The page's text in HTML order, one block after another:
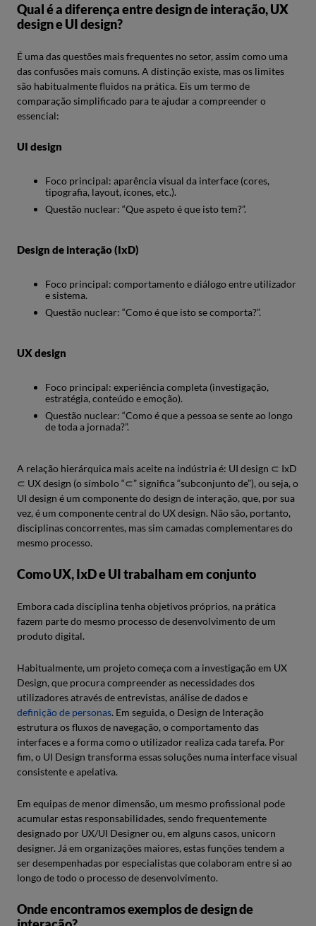
Qual é a diferença entre design de interação, UX
design e UI design?
É uma das questões mais frequentes no setor, assim como uma
das confusões mais comuns. A distinção existe, mas os limites
são habitualmente fluidos na prática. Eis um termo de
comparação simplificado para te ajudar a compreender o
essencial:
UI design
Foco principal: aparência visual da interface (cores,
tipografia, layout, ícones, etc.).
Questão nuclear: “Que aspeto é que isto tem?”.
Design de interação (IxD)
Foco principal: comportamento e diálogo entre utilizador
e sistema.
Questão nuclear: “Como é que isto se comporta?”.
UX design
Foco principal: experiência completa (investigação,
estratégia, conteúdo e emoção).
Questão nuclear: “Como é que a pessoa se sente ao longo
de toda a jornada?”.
A relação hierárquica mais aceite na indústria é: UI design ⊂ IxD
⊂ UX design (o símbolo “⊂” significa “subconjunto de”), ou seja, o
UI design é um componente do design de interação, que, por sua
vez, é um componente central do UX design. Não são, portanto,
disciplinas concorrentes, mas sim camadas complementares do
mesmo processo.
Como UX, IxD e UI trabalham em conjunto
Embora cada disciplina tenha objetivos próprios, na prática
fazem parte do mesmo processo de desenvolvimento de um
produto digital.
Habitualmente, um projeto começa com a investigação em UX
Design, que procura compreender as necessidades dos
utilizadores através de entrevistas, análise de dados e
definição de personas. Em seguida, o Design de Interação
estrutura os fluxos de navegação, o comportamento das
interfaces e a forma como o utilizador realiza cada tarefa. Por
fim, o UI Design transforma essas soluções numa interface visual
consistente e apelativa.
Em equipas de menor dimensão, um mesmo profissional pode
acumular estas responsabilidades, sendo frequentemente
designado por UX/UI Designer ou, em alguns casos, unicorn
designer. Já em organizações maiores, estas funções tendem a
ser desempenhadas por especialistas que colaboram entre si ao
longo de todo o processo de desenvolvimento.
Onde encontramos exemplos de design de